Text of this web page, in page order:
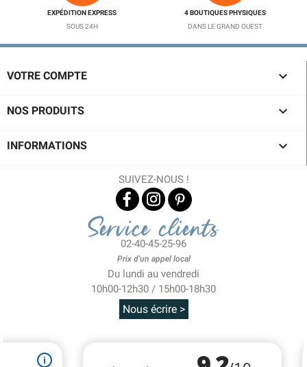
EXPÉDITION EXPRESS
SOUS 24H
4 BOUTIQUES PHYSIQUES
DANS LE GRAND OUEST
VOTRE COMPTE 
NOS PRODUITS 
INFORMATIONS 
SUIVEZ-NOUS !
Service clients
02-40-45-25-96
Prix d'un appel local
Du lundi au vendredi
10h00-12h30 / 15h00-18h30
Nous écrire >